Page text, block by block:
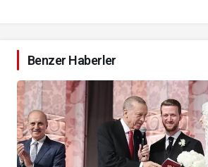
Benzer Haberler